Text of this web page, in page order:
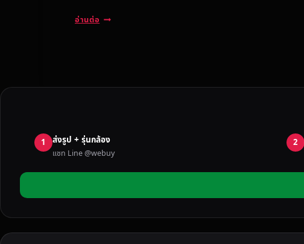
อ่านต่อ
ล้
อ
ส
อ
ถึ
1 ส่งรูป + รุ่นกล้อง
แชท Line @webuy
2